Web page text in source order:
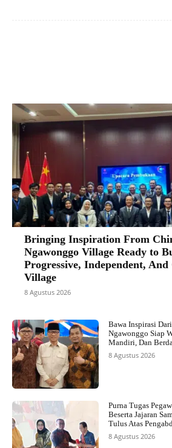
Bringing Inspiration From
Ngawonggo Village Ready to
Progressive, Independent,
Village
8 Agustus 2026
Bawa Inspirasi
Ngawonggo Siap
Mandiri, Dan
8 Agustus 2026
Purna Tugas
Beserta Jajaran
Tulus Atas
8 Agustus 2026